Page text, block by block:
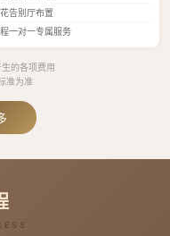
告别厅布置
一对一专属服务
的各项费用
准为准